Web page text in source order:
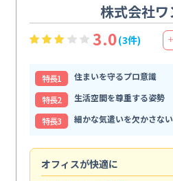
株式会社
3.0(3件)
特⻑1
住まいを守るプロ意識
特⻑2
生活空間を尊重する姿勢
特⻑3
細かな気遣いを欠かさない
オフィスが快適に